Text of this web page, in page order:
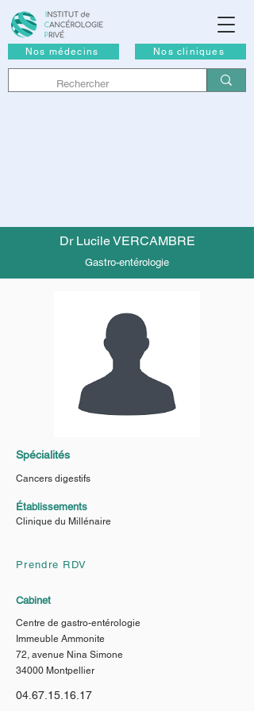
Nos médecins Nos cliniques
Dr Lucile VERCAMBRE
Gastro-entérologie
Spécialités
Cancers digestifs
Établissements
Clinique du Millénaire
Prendre RDV
Cabinet
Centre de gastro-entérologie
Immeuble Ammonite
72, avenue Nina Simone
34000 Montpellier
04.67.15.16.17